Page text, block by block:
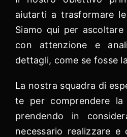
aiutarti a trasformare
Siamo qui per
con attenzione e
dettagli, come se fosse
La nostra squadra di
te per comprendere la
prendendo in
necessario realizzare